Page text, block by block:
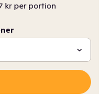
kr per portion